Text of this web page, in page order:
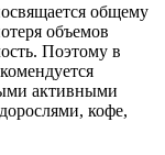
общему
объемов
Поэтому в
активными
кофе,